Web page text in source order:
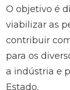
O objetivo é
viabilizar as
contribuir
para os
a indústria e
Estado.